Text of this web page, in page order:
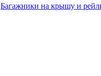
Багажники на крышу и